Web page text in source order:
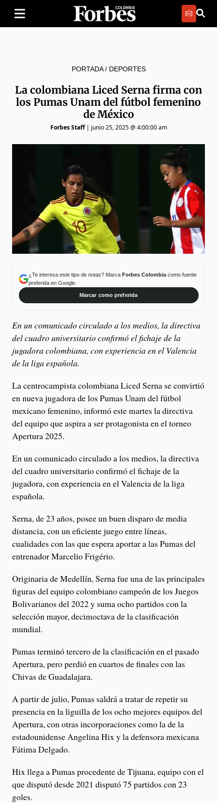
PORTADA/ DEPORTES
La colombiana Liced Serna firma con
los Pumas Unam del fútbol femenino
de México
Forbes Staff| junio 25, 2025 @ 4:00:00 am
¿Te interesa este tipo de notas? Marca Forbes Colombiacomo fuente
preferida en Google.
Marcar como preferida
En un comunicado circulado a los medios, la directiva
del cuadro universitario confirmó el fichaje de la
jugadora colombiana, con experiencia en el Valencia
de la liga española.
La centrocampista colombiana Liced Serna se convirtió
en nueva jugadora de los Pumas Unam del fútbol
mexicano femenino, informó este martes la directiva
del equipo que aspira a ser protagonista en el torneo
Apertura 2025.
En un comunicado circulado a los medios, la directiva
del cuadro universitario confirmó el fichaje de la
jugadora, con experiencia en el Valencia de la liga
española.
Serna, de 23 años, posee un buen disparo de media
distancia, con un eficiente juego entre líneas,
cualidades con las que espera aportar a las Pumas del
entrenador Marcelio Frigério.
Originaria de Medellín, Serna fue una de las principales
figuras del equipo colombiano campeón de los Juegos
Bolivarianos del 2022 y suma ocho partidos con la
selección mayor, decimoctava de la clasificación
mundial.
Pumas terminó tercero de la clasificación en el pasado
Apertura, pero perdió en cuartos de finales con las
Chivas de Guadalajara.
A partir de julio, Pumas saldrá a tratar de repetir su
presencia en la liguilla de los ocho mejores equipos del
Apertura, con otras incorporaciones como la de la
estadounidense Angelina Hix y la defensora mexicana
Fátima Delgado.
Hix llega a Pumas procedente de Tijuana, equipo con el
que disputó desde 2021 disputó 75 partidos con 23
goles.